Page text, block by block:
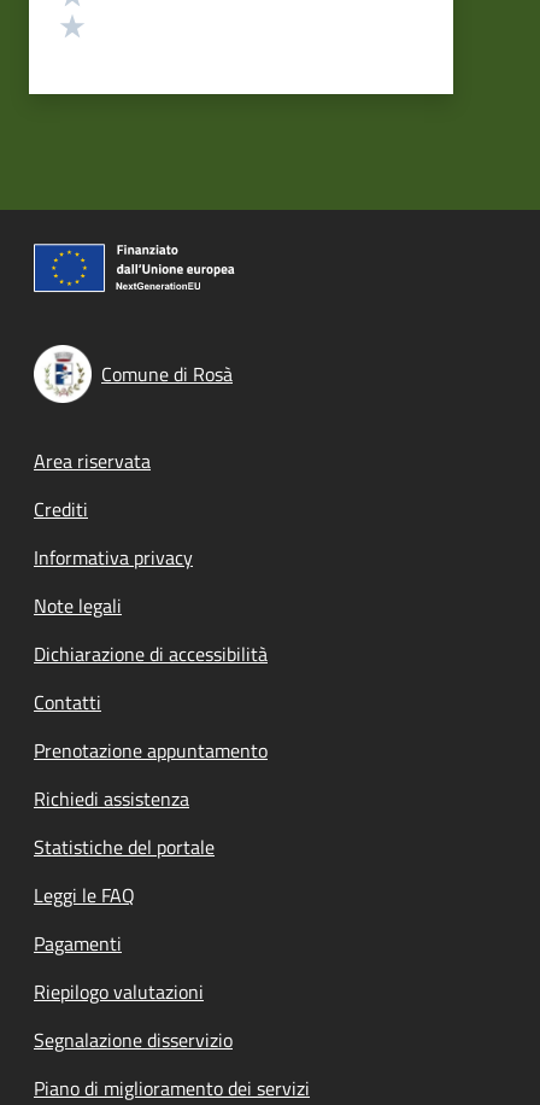
Comune di Rosà
Footer menu
Area riservata
Crediti
Informativa privacy
Note legali
Dichiarazione di accessibilità
Contatti
Prenotazione appuntamento
Richiedi assistenza
Statistiche del portale
Leggi le FAQ
Pagamenti
Riepilogo valutazioni
Segnalazione disservizio
Piano di miglioramento dei servizi